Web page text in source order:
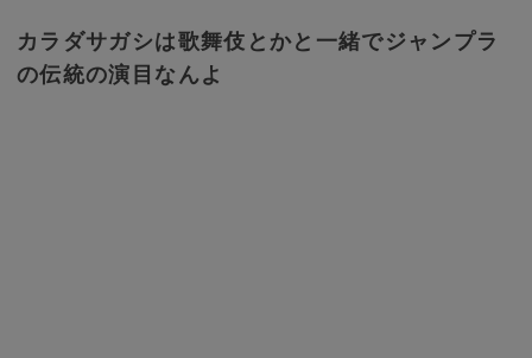
カラダサガシは歌舞伎とかと一緒でジャンプラ
の伝統の演目なんよ